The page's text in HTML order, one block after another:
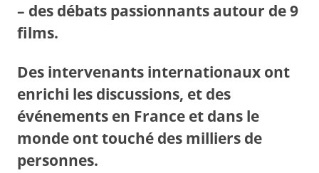
– des débats passionnants autour de 9
films.
Des intervenants internationaux ont
enrichi les discussions, et des
événements en France et dans le
monde ont touché des milliers de
personnes.